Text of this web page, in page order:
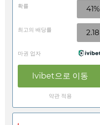
확률 41%
최고의 배당률 2.18
마권 업자
Ivibet으로 이동
약관 적용